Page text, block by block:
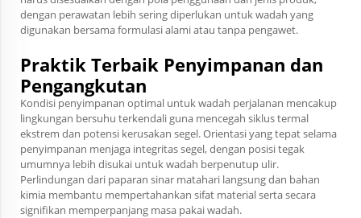
dengan perawatan lebih sering diperlukan untuk wadah yang
digunakan bersama formulasi alami atau tanpa pengawet.
Praktik Terbaik Penyimpanan dan
Pengangkutan
Kondisi penyimpanan optimal untuk wadah perjalanan mencakup
lingkungan bersuhu terkendali guna mencegah siklus termal
ekstrem dan potensi kerusakan segel. Orientasi yang tepat selama
penyimpanan menjaga integritas segel, dengan posisi tegak
umumnya lebih disukai untuk wadah berpenutup ulir.
Perlindungan dari paparan sinar matahari langsung dan bahan
kimia membantu mempertahankan sifat material serta secara
signifikan memperpanjang masa pakai wadah.